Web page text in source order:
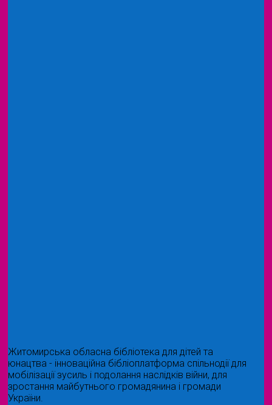
Житомирська обласна бібліотека для дітей та
юнацтва - інноваційна бібліоплатформа спільнодії для
мобілізації зусиль і подолання наслідків війни, для
зростання майбутнього громадянина і громади
України.